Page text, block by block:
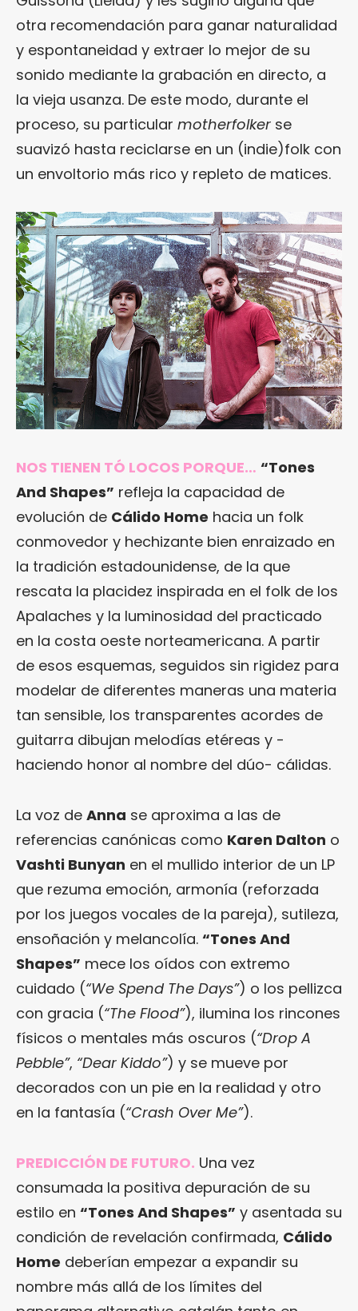
otra recomendación para ganar naturalidad
y espontaneidad y extraer lo mejor de su
sonido mediante la grabación en directo, a
la vieja usanza. De este modo, durante el
proceso, su particular motherfolker se
suavizó hasta reciclarse en un (indie)folk con
un envoltorio más rico y repleto de matices.
NOS TIENEN TÓ LOCOS PORQUE… “Tones
And Shapes” refleja la capacidad de
evolución de Cálido Home hacia un folk
conmovedor y hechizante bien enraizado en
la tradición estadounidense, de la que
rescata la placidez inspirada en el folk de los
Apalaches y la luminosidad del practicado
en la costa oeste norteamericana. A partir
de esos esquemas, seguidos sin rigidez para
modelar de diferentes maneras una materia
tan sensible, los transparentes acordes de
guitarra dibujan melodías etéreas y -
haciendo honor al nombre del dúo- cálidas.
La voz de Anna se aproxima a las de
referencias canónicas como Karen Dalton o
Vashti Bunyan en el mullido interior de un LP
que rezuma emoción, armonía (reforzada
por los juegos vocales de la pareja), sutileza,
ensoñación y melancolía. “Tones And
Shapes” mece los oídos con extremo
cuidado (“We Spend The Days”) o los pellizca
con gracia (“The Flood”), ilumina los rincones
físicos o mentales más oscuros (“Drop A
Pebble”, “Dear Kiddo”) y se mueve por
decorados con un pie en la realidad y otro
en la fantasía (“Crash Over Me”).
PREDICCIÓN DE FUTURO. Una vez
consumada la positiva depuración de su
estilo en “Tones And Shapes” y asentada su
condición de revelación confirmada, Cálido
Home deberían empezar a expandir su
nombre más allá de los límites del